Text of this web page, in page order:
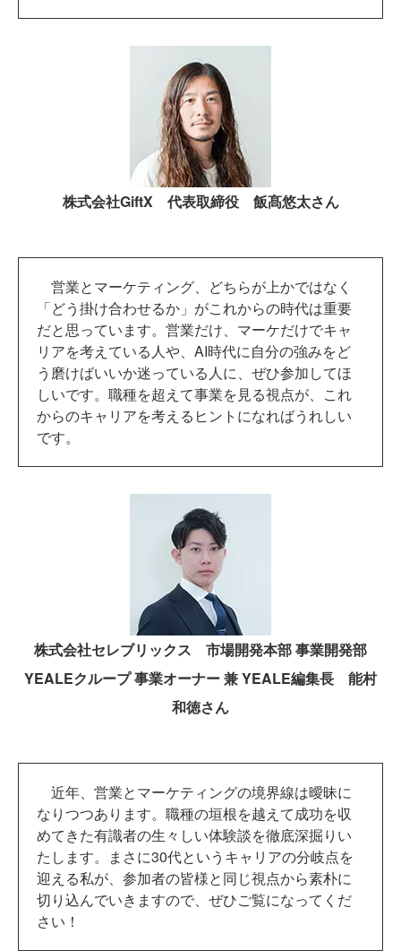
株式会社GiftX 代表取締役 飯髙悠太さん
営業とマーケティング、どちらが上かではなく
「どう掛け合わせるか」がこれからの時代は重要
だと思っています。営業だけ、マーケだけでキャ
リアを考えている人や、AI時代に自分の強みをど
う磨けばいいか迷っている人に、ぜひ参加してほ
しいです。職種を超えて事業を見る視点が、これ
からのキャリアを考えるヒントになればうれしい
です。
株式会社セレブリックス 市場開発本部 事業開発部
YEALEクループ 事業オーナー 兼 YEALE編集長 能村
和徳さん
近年、営業とマーケティングの境界線は曖昧に
なりつつあります。職種の垣根を越えて成功を収
めてきた有識者の生々しい体験談を徹底深掘りい
たします。まさに30代というキャリアの分岐点を
迎える私が、参加者の皆様と同じ視点から素朴に
切り込んでいきますので、ぜひご覧になってくだ
さい！